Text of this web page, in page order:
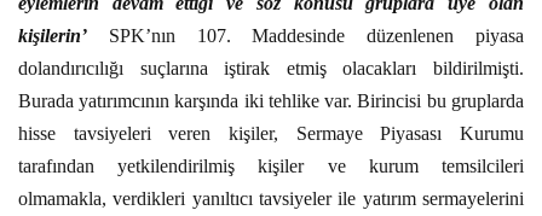
kişilerin’ SPK’nın 107. Maddesinde düzenlenen piyasa
dolandırıcılığı suçlarına iştirak etmiş olacakları bildirilmişti.
Burada yatırımcının karşında iki tehlike var. Birincisi bu gruplarda
hisse tavsiyeleri veren kişiler, Sermaye Piyasası Kurumu
tarafından yetkilendirilmiş kişiler ve kurum temsilcileri
olmamakla, verdikleri yanıltıcı tavsiyeler ile yatırım sermayelerini